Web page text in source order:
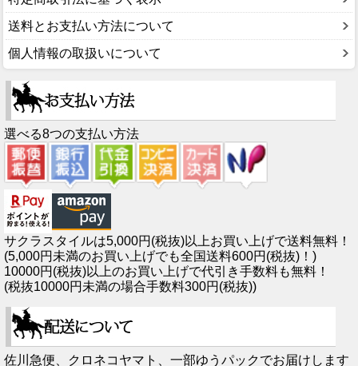
送料とお支払い方法について
個人情報の取扱いについて
選べる8つの支払い方法
サクラスタイルは5,000円(税抜)以上お買い上げで送料無料！
(5,000円未満のお買い上げでも全国送料600円(税抜)！)
10000円(税抜)以上のお買い上げで代引き手数料も無料！
(税抜10000円未満の場合手数料300円(税抜))
佐川急便、クロネコヤマト、一部ゆうパックでお届けします